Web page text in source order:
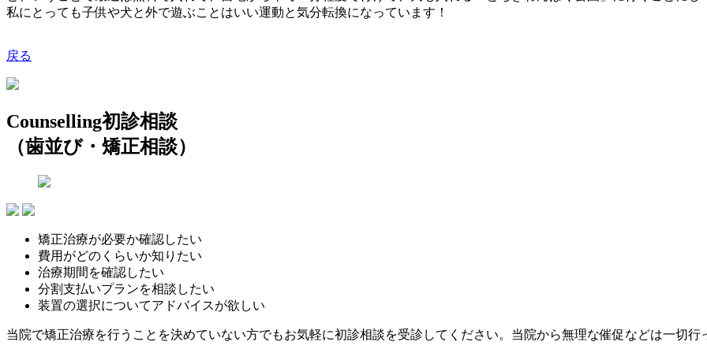
私にとっても子供や犬と外で遊ぶことはいい運動と気分転換になっています！
戻る
Counselling初診相談
（歯並び・矯正相談）
矯正治療が必要か確認したい
費用がどのくらいか知りたい
治療期間を確認したい
分割支払いプランを相談したい
装置の選択についてアドバイスが欲しい
当院で矯正治療を行うことを決めていない方でもお気軽に初診相談を受診してください。当院から無理な催促などは一切行